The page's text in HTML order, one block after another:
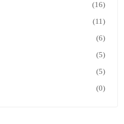
(16)
(11)
(6)
(5)
(5)
(0)